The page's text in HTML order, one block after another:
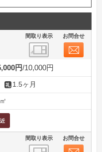
間取り表示 お問合せ
円 10,000円
1.5ヶ月
間取り表示 お問合せ